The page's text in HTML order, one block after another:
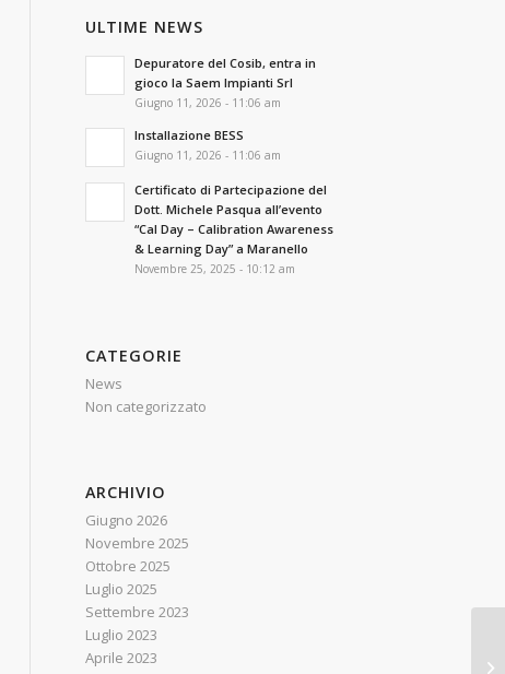
ULTIME NEWS
Depuratore del Cosib, entra in
gioco la Saem Impianti Srl
Giugno 11, 2026 - 11:06 am
Installazione BESS
Giugno 11, 2026 - 11:06 am
Certificato di Partecipazione del
Dott. Michele Pasqua all’evento
“Cal Day – Calibration Awareness
& Learning Day” a Maranello
Novembre 25, 2025 - 10:12 am
CATEGORIE
News
Non categorizzato
ARCHIVIO
Giugno 2026
Novembre 2025
Ottobre 2025
Luglio 2025
Settembre 2023
Luglio 2023
Aprile 2023